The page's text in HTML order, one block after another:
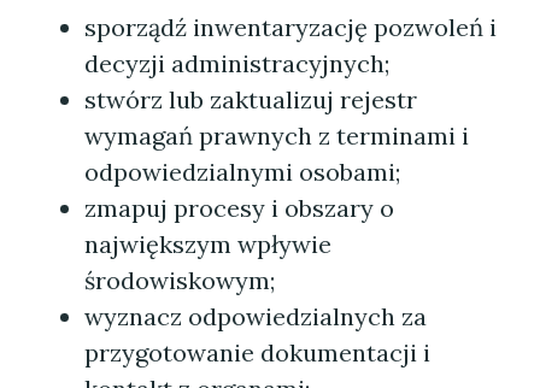
sporządź inwentaryzację pozwoleń i
decyzji administracyjnych;
stwórz lub zaktualizuj rejestr
wymagań prawnych z terminami i
odpowiedzialnymi osobami;
zmapuj procesy i obszary o
największym wpływie
środowiskowym;
wyznacz odpowiedzialnych za
przygotowanie dokumentacji i